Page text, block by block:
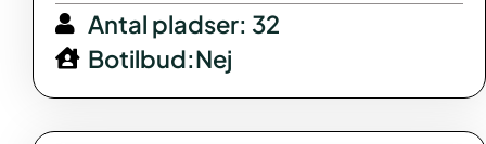
Antal pladser: 32
Botilbud:Nej